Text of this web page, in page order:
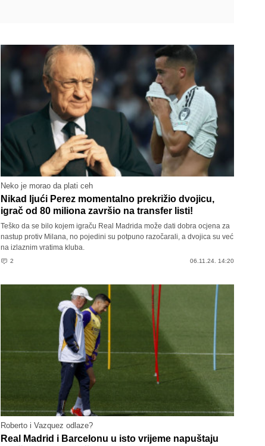
Neko je morao da plati ceh
Nikad ljući Perez momentalno prekrižio dvojicu,
igrač od 80 miliona završio na transfer listi!
Teško da se bilo kojem igraču Real Madrida može dati dobra ocjena za
nastup protiv Milana, no pojedini su potpuno razočarali, a dvojica su već
na izlaznim vratima kluba.
2 06.11.24. 14:20
Roberto i Vazquez odlaze?
Real Madrid i Barcelonu u isto vrijeme napuštaju